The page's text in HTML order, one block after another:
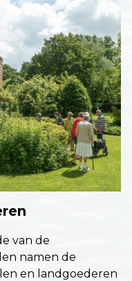
van de
namen de
en landgoederen